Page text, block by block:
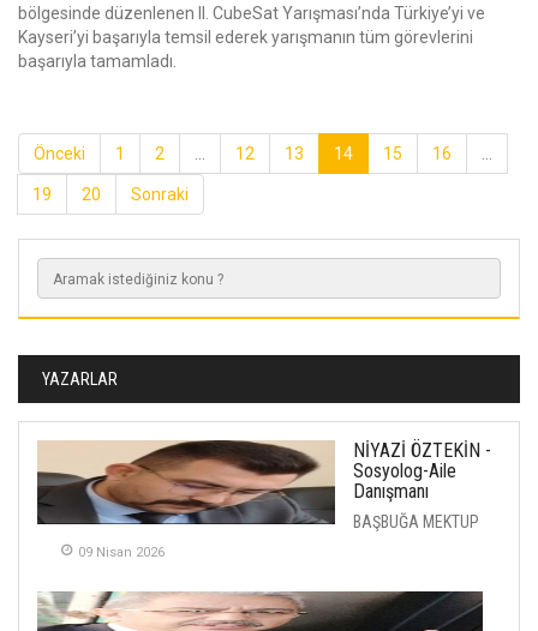
bölgesinde düzenlenen II. CubeSat Yarışması’nda Türkiye’yi ve
Kayseri’yi başarıyla temsil ederek yarışmanın tüm görevlerini
başarıyla tamamladı.
Önceki 1 2 12 13 14 15 16
19 20 Sonraki
YAZARLAR
NİYAZİ ÖZTEKİN -
Sosyolog-Aile
Danışmanı
BAŞBUĞA MEKTUP
09 Nisan 2026